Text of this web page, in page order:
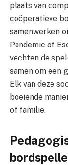
plaats van
coöperatieve
samenwerken
Pandemic of
vechten de
samen om een
Elk van deze
boeiende
of familie.